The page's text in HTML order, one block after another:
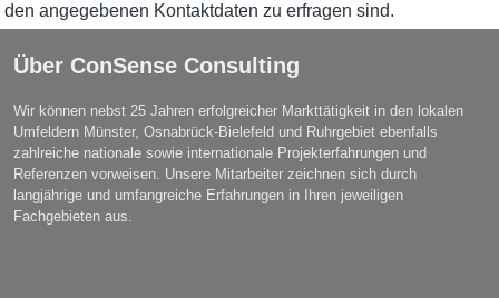
den angegebenen Kontaktdaten zu erfragen sind.
Über ConSense Consulting
Wir können nebst 25 Jahren erfolgreicher Markttätigkeit in den lokalen
Umfeldern Münster, Osnabrück-Bielefeld und Ruhrgebiet ebenfalls
zahlreiche nationale sowie internationale Projekterfahrungen und
Referenzen vorweisen. Unsere Mitarbeiter zeichnen sich durch
langjährige und umfangreiche Erfahrungen in Ihren jeweiligen
Fachgebieten aus.